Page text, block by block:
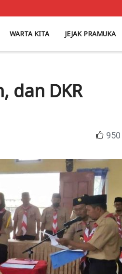
WARTA KITA JEJAK PRAMUKA
dan DKR
950